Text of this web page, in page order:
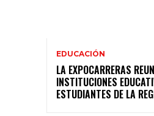
EDUCACIÓN
LA EXPOCARRERAS
INSTITUCIONES
ESTUDIANTES DE LA